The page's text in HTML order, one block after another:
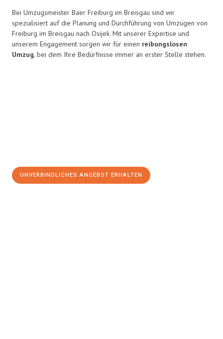
Bei Umzugsmeister Baer Freiburg im Breisgau sind wir
spezialisiert auf die Planung und Durchführung von Umzügen von
Freiburg im Breisgau nach Osijek. Mit unserer Expertise und
unserem Engagement sorgen wir für einen reibungslosen
Umzug, bei dem Ihre Bedürfnisse immer an erster Stelle stehen.
UNVERBINDLICHES ANGEBOT ERHALTEN